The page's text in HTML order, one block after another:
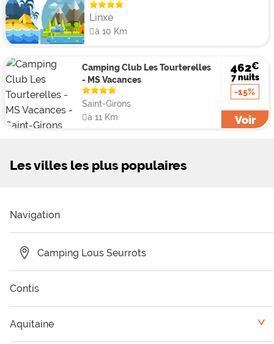
Linxe
à 10 Km
Camping Club Les Tourterelles
- MS Vacances
Saint-Girons
à 11 Km
462€
7 nuits
-15%
Voir
Les villes les plus populaires
Navigation
Camping Lous Seurrots
Contis
Aquitaine <